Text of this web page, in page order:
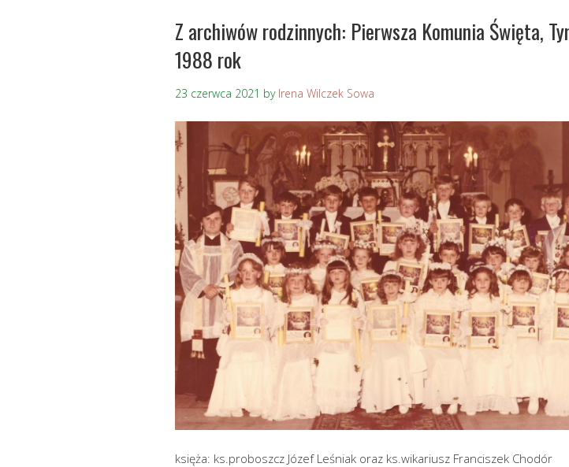
Z archiwów rodzinnych: Pierwsza Komunia Święta,
1988 rok
23 czerwca 2021 by Irena Wilczek Sowa
księża: ks.proboszcz Józef Leśniak oraz ks.wikariusz Franciszek Chodór